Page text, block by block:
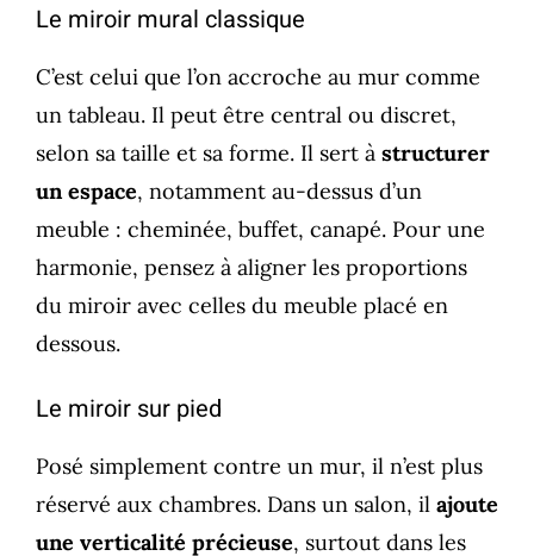
Le miroir mural classique
C’est celui que l’on accroche au mur comme
un tableau. Il peut être central ou discret,
selon sa taille et sa forme. Il sert à structurer
un espace, notamment au-dessus d’un
meuble : cheminée, buffet, canapé. Pour une
harmonie, pensez à aligner les proportions
du miroir avec celles du meuble placé en
dessous.
Le miroir sur pied
Posé simplement contre un mur, il n’est plus
réservé aux chambres. Dans un salon, il ajoute
une verticalité précieuse, surtout dans les